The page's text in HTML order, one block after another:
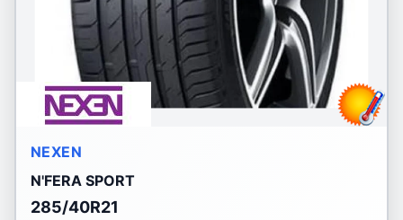
NEXEN
N'FERA SPORT
285/40R21